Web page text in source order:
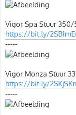
Vigor Spa Stuur
https://bit.ly/
-----
Vigor Monza Stuur
https://bit.ly/
-----